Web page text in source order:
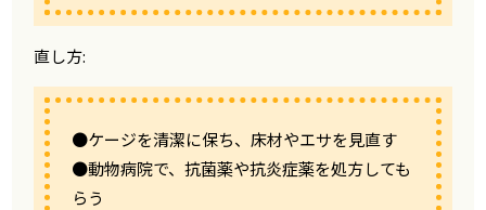
直し方:
●ケージを清潔に保ち、床材やエサを見直す
●動物病院で、抗菌薬や抗炎症薬を処方しても
らう